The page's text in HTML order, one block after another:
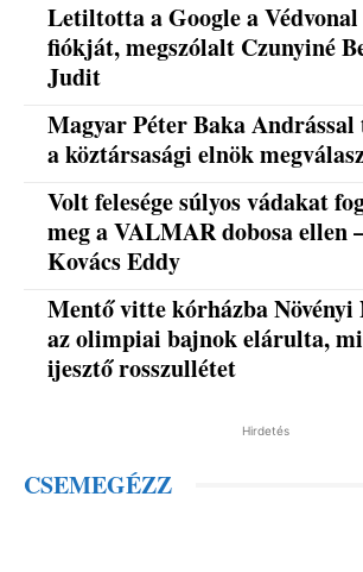
Letiltotta a Google a
fiókját, megszólalt Czunyiné
Judit
Magyar Péter Baka
a köztársasági elnök
Volt felesége súlyos vádakat
meg a VALMAR dobosa ellen
Kovács Eddy
Mentő vitte kórházba
az olimpiai bajnok elárulta,
ijesztő rosszullétet
Hirdetés
CSEMEGÉZZ